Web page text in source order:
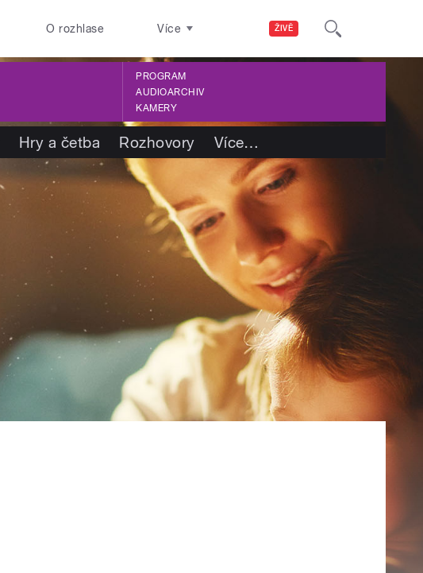
ŽIVĚ
O rozhlase Více
PROGRAM
AUDIOARCHIV
KAMERY
Hry a četba Rozhovory Více…